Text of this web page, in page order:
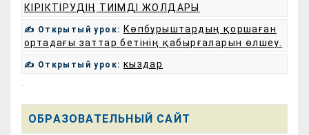
КІРІКТІРУДІҢ ТИІМДІ ЖОЛДАРЫ
✍ Открытый урок: Көпбұрыштардың қоршаған
ортадағы заттар бетінің қабырғаларын өлшеу.
✍ Открытый урок: кыздар
.
ОБРАЗОВАТЕЛЬНЫЙ САЙТ